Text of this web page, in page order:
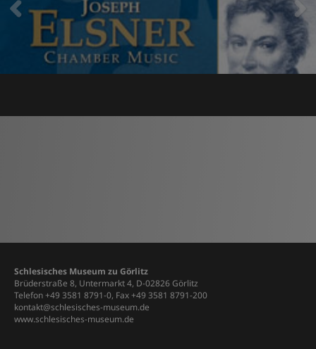
Schlesisches Museum zu Görlitz
Brüderstraße 8, Untermarkt 4, D-02826 Görlitz
Telefon +49 3581 8791-0, Fax +49 3581 8791-200
kontakt@schlesisches-museum.de
www.schlesisches-museum.de